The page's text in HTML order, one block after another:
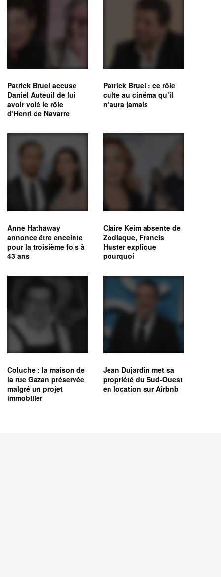
Patrick Bruel accuse
Daniel Auteuil de lui
avoir volé le rôle
d’Henri de Navarre
Patrick Bruel : ce rôle
culte au cinéma qu’il
n’aura jamais
Anne Hathaway
annonce être enceinte
pour la troisième fois à
43 ans
Claire Keim absente de
Zodiaque, Francis
Huster explique
pourquoi
Coluche : la maison de
la rue Gazan préservée
malgré un projet
immobilier
Jean Dujardin met sa
propriété du Sud-Ouest
en location sur Airbnb